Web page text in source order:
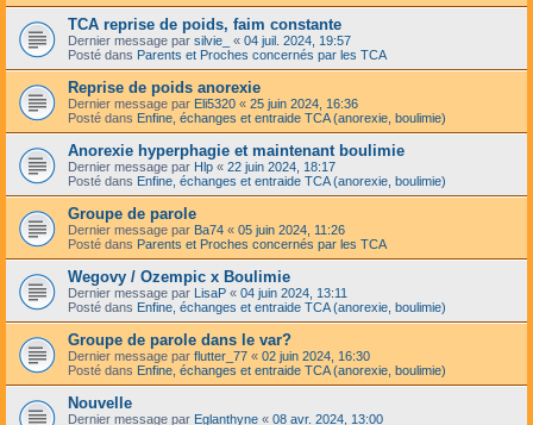
TCA reprise de poids, faim constante
Dernier message par silvie_ « 04 juil. 2024, 19:57
Posté dans Parents et Proches concernés par les TCA
Reprise de poids anorexie
Dernier message par Eli5320 « 25 juin 2024, 16:36
Posté dans Enfine, échanges et entraide TCA (anorexie, boulimie)
Anorexie hyperphagie et maintenant boulimie
Dernier message par Hlp « 22 juin 2024, 18:17
Posté dans Enfine, échanges et entraide TCA (anorexie, boulimie)
Groupe de parole
Dernier message par Ba74 « 05 juin 2024, 11:26
Posté dans Parents et Proches concernés par les TCA
Wegovy / Ozempic x Boulimie
Dernier message par LisaP « 04 juin 2024, 13:11
Posté dans Enfine, échanges et entraide TCA (anorexie, boulimie)
Groupe de parole dans le var?
Dernier message par flutter_77 « 02 juin 2024, 16:30
Posté dans Enfine, échanges et entraide TCA (anorexie, boulimie)
Nouvelle
Dernier message par Eglanthyne « 08 avr. 2024, 13:00